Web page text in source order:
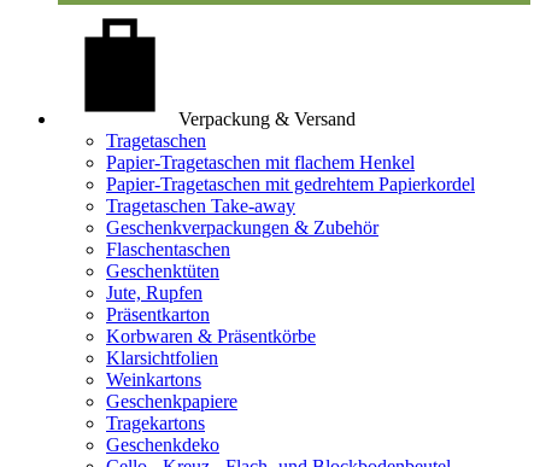
Verpackung & Versand
Tragetaschen
Papier-Tragetaschen mit flachem Henkel
Papier-Tragetaschen mit gedrehtem Papierkordel
Tragetaschen Take-away
Geschenkverpackungen & Zubehör
Flaschentaschen
Geschenktüten
Jute, Rupfen
Präsentkarton
Korbwaren & Präsentkörbe
Klarsichtfolien
Weinkartons
Geschenkpapiere
Tragekartons
Geschenkdeko